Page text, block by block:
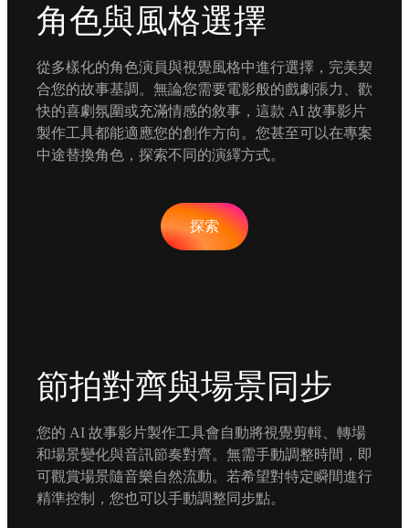
角色與風格選擇
從多樣化的角色演員與視覺風格中進行選擇，完美契
合您的故事基調。無論您需要電影般的戲劇張力、歡
快的喜劇氛圍或充滿情感的敘事，這款 AI 故事影片
製作工具都能適應您的創作方向。您甚至可以在專案
中途替換角色，探索不同的演繹方式。
探索
節拍對齊與場景同步
您的 AI 故事影片製作工具會自動將視覺剪輯、轉場
和場景變化與音訊節奏對齊。無需手動調整時間，即
可觀賞場景隨音樂自然流動。若希望對特定瞬間進行
精準控制，您也可以手動調整同步點。